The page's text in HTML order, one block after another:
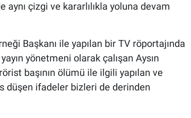
çizgi ve kararlılıkla yoluna devam
Başkanı ile yapılan bir TV röportajında
yönetmeni olarak çalışan Aysın
başının ölümü ile ilgili yapılan ve
düşen ifadeler bizleri de derinden